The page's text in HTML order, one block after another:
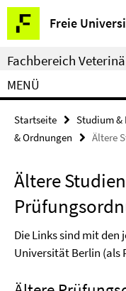
Springe
direkt
zu
Inhalt
Freie
Service-
Navigation
Fachbereich
MENÜ
Startseite Studium &
& Ordnungen
Ältere
Ältere
Die Links sind mit
Universität Berlin (als